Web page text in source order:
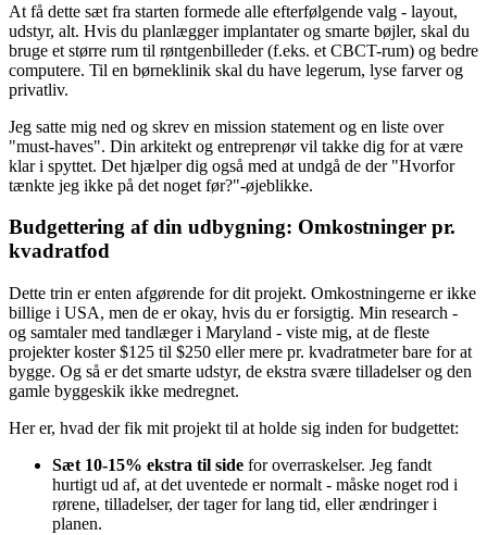
At få dette sæt fra starten formede alle efterfølgende valg - layout,
udstyr, alt. Hvis du planlægger implantater og smarte bøjler, skal du
bruge et større rum til røntgenbilleder (f.eks. et CBCT-rum) og bedre
computere. Til en børneklinik skal du have legerum, lyse farver og
privatliv.
Jeg satte mig ned og skrev en mission statement og en liste over
"must-haves". Din arkitekt og entreprenør vil takke dig for at være
klar i spyttet. Det hjælper dig også med at undgå de der "Hvorfor
tænkte jeg ikke på det noget før?"-øjeblikke.
Budgettering af din udbygning: Omkostninger pr.
kvadratfod
Dette trin er enten afgørende for dit projekt. Omkostningerne er ikke
billige i USA, men de er okay, hvis du er forsigtig. Min research -
og samtaler med tandlæger i Maryland - viste mig, at de fleste
projekter koster $125 til $250 eller mere pr. kvadratmeter bare for at
bygge. Og så er det smarte udstyr, de ekstra svære tilladelser og den
gamle byggeskik ikke medregnet.
Her er, hvad der fik mit projekt til at holde sig inden for budgettet:
Sæt 10-15% ekstra til side for overraskelser. Jeg fandt
hurtigt ud af, at det uventede er normalt - måske noget rod i
rørene, tilladelser, der tager for lang tid, eller ændringer i
planen.